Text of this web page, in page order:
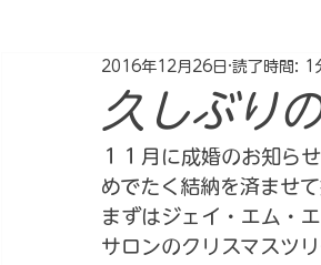
久しぶり
2016年12月26日 読了時間: 1
１１月に成婚のお知ら
めでたく結納を済ませ
まずはジェイ・エム・
サロンのクリスマスツ